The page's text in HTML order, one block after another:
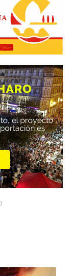
el proyecto
es